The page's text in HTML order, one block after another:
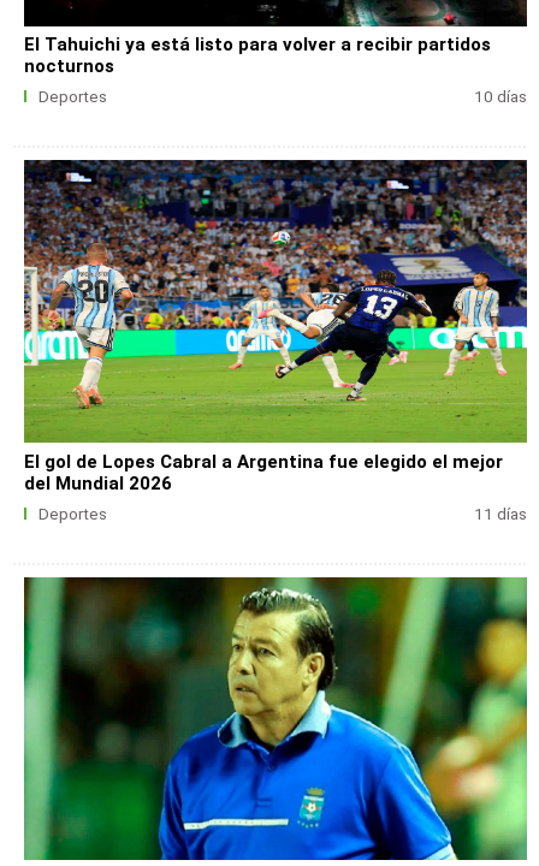
El Tahuichi ya está listo para volver a recibir partidos
nocturnos
Deportes 10 días
El gol de Lopes Cabral a Argentina fue elegido el mejor
del Mundial 2026
Deportes 11 días